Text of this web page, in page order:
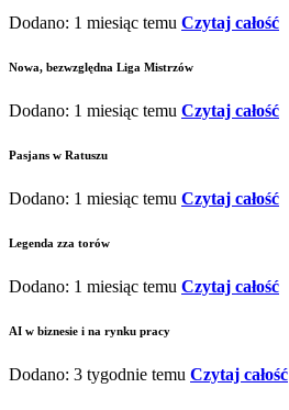
Dodano: 1 miesiąc temu Czytaj całość
Nowa, bezwzględna Liga Mistrzów
Dodano: 1 miesiąc temu Czytaj całość
Pasjans w Ratuszu
Dodano: 1 miesiąc temu Czytaj całość
Legenda zza torów
Dodano: 1 miesiąc temu Czytaj całość
AI w biznesie i na rynku pracy
Dodano: 3 tygodnie temu Czytaj całość